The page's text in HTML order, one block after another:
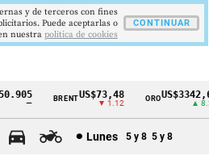
BRENTUS$73,48
▼ 1.12
OROUS$3342,60
▲ 8.20
Lunes 5 y 8 5 y 8
y de terceros con fines
Puede aceptarlas o
nuestra politica de cookies
CONTINUAR